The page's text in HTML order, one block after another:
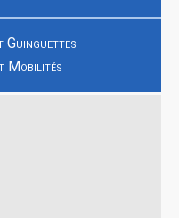
Guinguettes
Mobilités